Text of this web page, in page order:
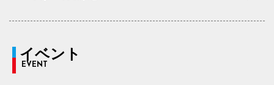
イベント
EVENT